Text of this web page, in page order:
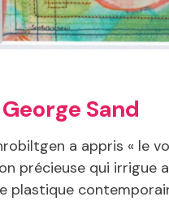
Sand
a appris « le
précieuse qui irrigue
plastique